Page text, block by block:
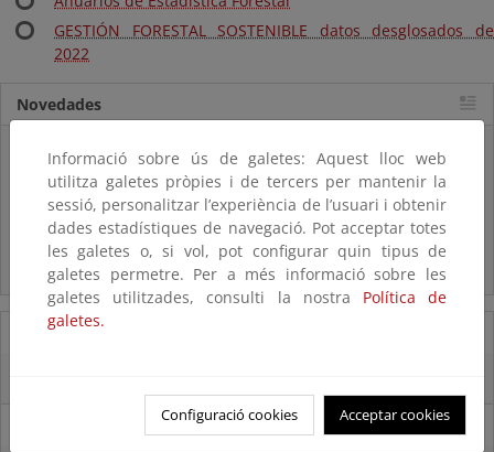
GESTIÓN FORESTAL SOSTENIBLE datos desglosados de
2022
Novedades
Listas patrón
El MITECO revisa y actualiza la Lista Patrón de las especies
silvestres presentes en España
Preguntas frecuentes...
Acceso a los recursos genéticos y reparto de beneficios
07/08/2025
Informació sobre ús de galetes: Aquest lloc web
utilitza galetes pròpies i de tercers per mantenir la
sessió, personalitzar l’experiència de l’usuari i obtenir
dades estadístiques de navegació. Pot acceptar totes
les galetes o, si vol, pot configurar quin tipus de
galetes permetre. Per a més informació sobre les
galetes utilitzades, consulti la nostra Política de
galetes.
Configuració cookies Acceptar cookies